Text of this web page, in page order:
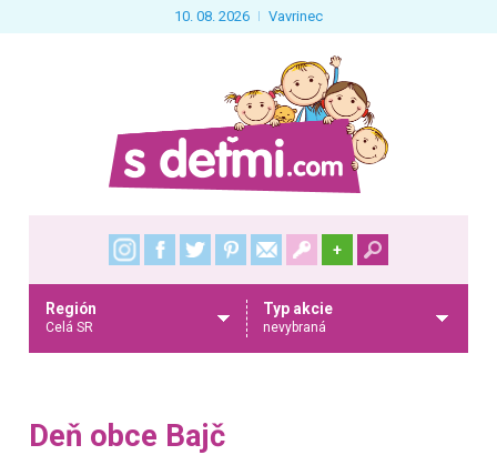
10. 08. 2026 Vavrinec
+
Región
Celá SR
Typ akcie
nevybraná
Deň obce Bajč